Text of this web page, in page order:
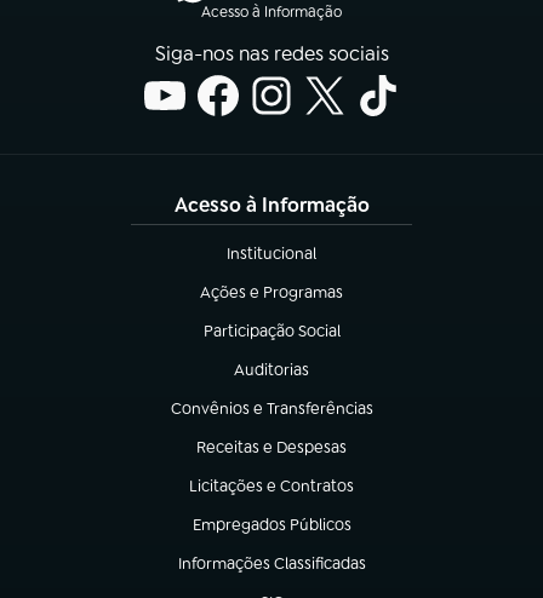
Acesso à Informação
Siga-nos nas redes sociais
Acesso à Informação
Institucional
(abre em nova aba)
Ações e Programas
(abre em nova aba)
Participação Social
(abre em nova aba)
Auditorias
(abre em nova aba)
Convênios e Transferências
(abre em nova aba)
Receitas e Despesas
(abre em nova aba)
Licitações e Contratos
(abre em nova aba)
Empregados Públicos
(abre em nova aba)
Informações Classificadas
(abre em nova aba)